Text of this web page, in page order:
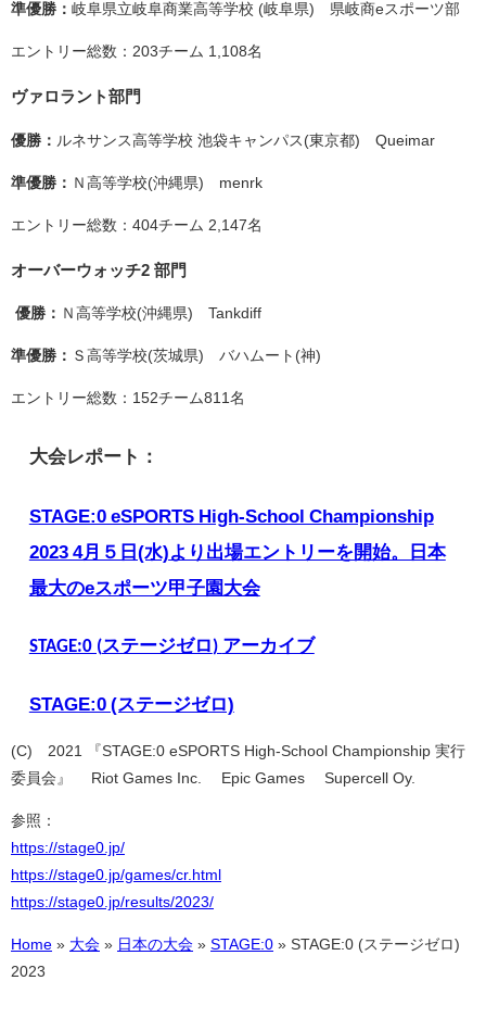
準優勝： 岐阜県立岐阜商業高等学校 (岐阜県) 県岐商eスポーツ部
エントリー総数：203チーム 1,108名
ヴァロラント部門
優勝： ルネサンス高等学校 池袋キャンパス(東京都) Queimar
準優勝： Ｎ高等学校(沖縄県) menrk
エントリー総数：404チーム 2,147名
オーバーウォッチ2 部門
優勝： Ｎ高等学校(沖縄県) Tankdiff
準優勝： Ｓ高等学校(茨城県) バハムート(神)
エントリー総数：152チーム811名
大会レポート：
STAGE:0 eSPORTS High-School Championship
2023 4月５日(水)より出場エントリーを開始。日本
最大のeスポーツ甲子園大会
STAGE:0 (ステージゼロ) アーカイブ
STAGE:0 (ステージゼロ)
(C)©2021 『STAGE:0 eSPORTS High-School Championship 実行
委員会』
©Riot Games Inc. ©Epic Games ©Supercell Oy.
参照：
https://stage0.jp/
https://stage0.jp/games/cr.html
https://stage0.jp/results/2023/
Home » 大会 » 日本の大会 » STAGE:0 » STAGE:0 (ステージゼロ)
2023